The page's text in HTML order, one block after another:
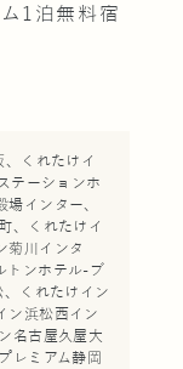
1泊無料宿
くれたけイ
テーションホ
インター、
、くれたけイ
菊川インタ
トンホテル-ブ
くれたけイン
ン浜松西イン
名古屋久屋大
レミアム静岡